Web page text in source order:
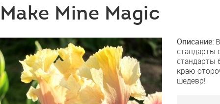
Make Mine Magic
Make
Mine
Magic
Описание:
стандарты
стандарты
краю
шедевр!